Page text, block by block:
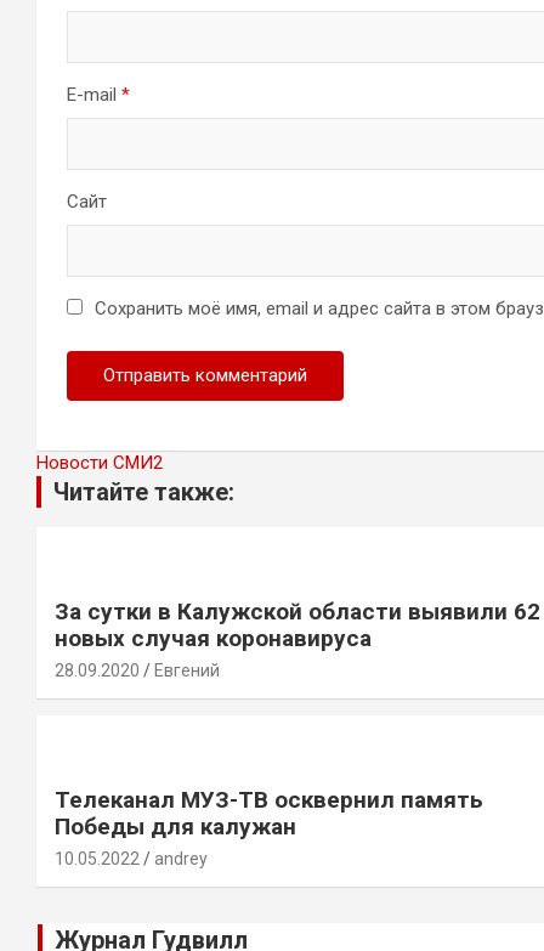
E-mail *
Сайт
Сохранить моё имя, email и адрес сайта в этом
Новости СМИ2
Читайте также:
За сутки в Калужской области выявили 62
новых случая коронавируса
28.09.2020 Евгений
Телеканал МУЗ-ТВ осквернил память
Победы для калужан
10.05.2022 andrey
Журнал Гудвилл